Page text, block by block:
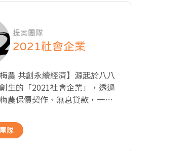
提案團隊
2021社會企業
起於八八
生的「2021社會企業」，透過
農保價契作、無息貸款，一同
從上游的梅農輔導與契作；中
歌山職人工法研發各式梅子產
隊